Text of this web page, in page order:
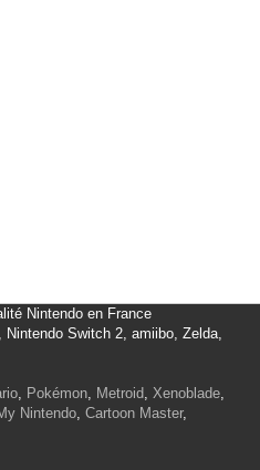
Nintendo en France
Switch 2, amiibo, Zelda,
, Pokémon, Metroid, Xenoblade,
Nintendo, Cartoon Master,